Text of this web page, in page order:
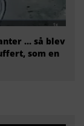
… så blev
som en